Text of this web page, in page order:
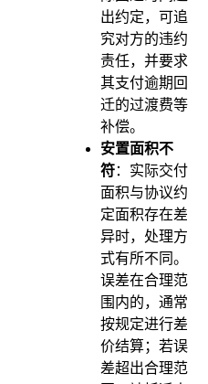
出约定，可追
究对方的违约
责任，并要求
其支付逾期回
迁的过渡费等
补偿。
安置面积不
符：实际交付
面积与协议约
定面积存在差
异时，处理方
式有所不同。
误差在合理范
围内的，通常
按规定进行差
价结算；若误
差超出合理范